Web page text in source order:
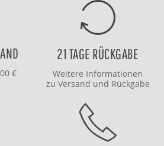
€
21 TAGE RÜCKGABE
Weitere Informationen
zu Versand und Rückgabe